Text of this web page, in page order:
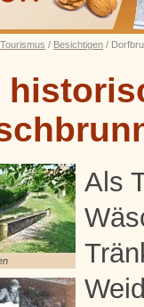
Tourismus / Besichtigen /
Als